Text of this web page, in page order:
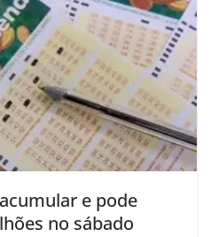
e pode
no sábado